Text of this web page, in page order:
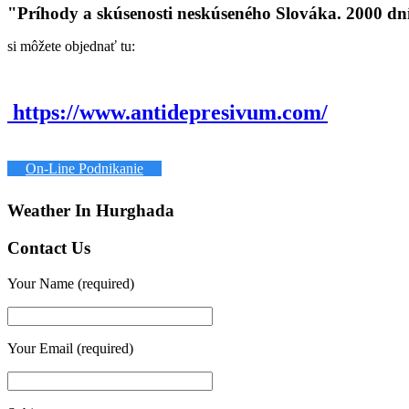
"Príhody a skúsenosti neskúseného Slováka. 2000
si môžete objednať tu:
https://www.antidepresivum.com/
On-Line Podnikanie
Weather In Hurghada
Contact Us
Your Name (required)
Your Email (required)